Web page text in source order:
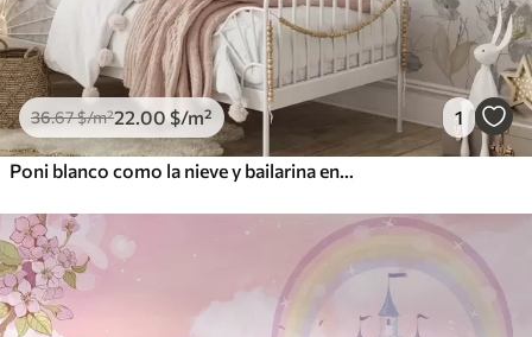
36.67$/m²22 .00 $/m² 1